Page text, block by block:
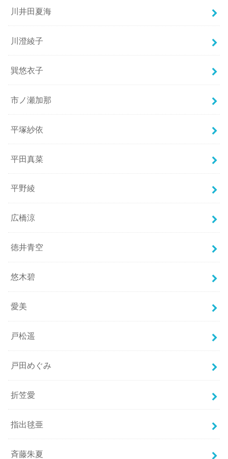
川井田夏海
川澄綾子
巽悠衣子
市ノ瀬加那
平塚紗依
平田真菜
平野綾
広橋涼
徳井青空
悠木碧
愛美
戸松遥
戸田めぐみ
折笠愛
指出毬亜
斉藤朱夏